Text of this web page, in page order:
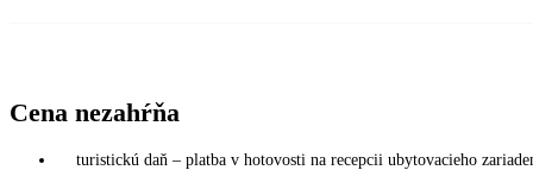
Cena nezahŕňa
turistickú daň – platba v hotovosti na recepcii ubytovacieho